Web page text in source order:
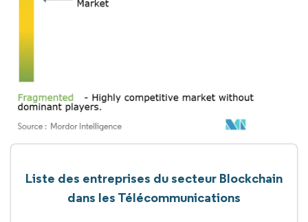
Liste des entreprises du secteur Blockchain
dans les Télécommunications